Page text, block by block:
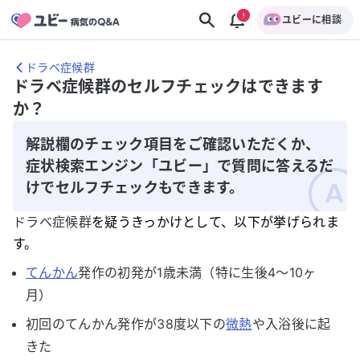
ユビーに相談
ドラベ症候群
ドラベ症候群のセルフチェックはできます
か？
解説欄のチェック項目をご確認いただくか、
症状検索エンジン「ユビー」で質問に答えるだ
けでセルフチェックもできます。
ドラベ症候群を疑うきっかけとして、以下が挙げられま
す。
てんかん発作の初発が1歳未満（特に生後4〜10ヶ
月）
初回のてんかん発作が38度以下の微熱や入浴後に起
きた